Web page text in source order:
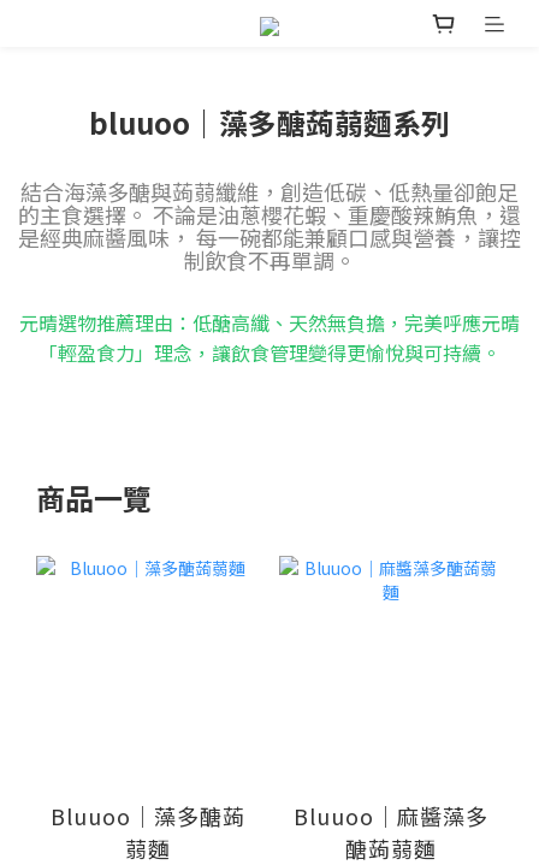
bluuoo｜藻多醣蒟蒻麵系列
結合海藻多醣與蒟蒻纖維，創造低碳、低熱量卻飽足
的主食選擇。 不論是油蔥櫻花蝦、重慶酸辣鮪魚，還
是經典麻醬風味， 每一碗都能兼顧口感與營養，讓控
制飲食不再單調。
元晴選物推薦理由：低醣高纖、天然無負擔，完美呼應元晴
「輕盈食力」理念，讓飲食管理變得更愉悅與可持續。
商品一覽
Bluuoo｜藻多醣蒟
蒻麵
Bluuoo｜麻醬藻多
醣蒟蒻麵